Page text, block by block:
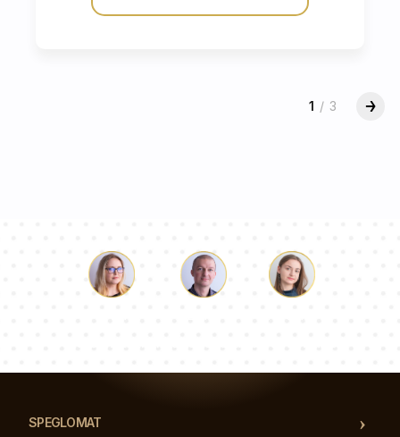
1 / 3
SPEGLOMAT